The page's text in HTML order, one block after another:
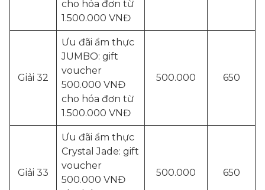
cho hóa đơn từ
1.500.000 VNĐ
Giải 32
Ưu đãi ẩm thực
JUMBO: gift
voucher
500.000 VNĐ
cho hóa đơn từ
1.500.000 VNĐ
500.000 650
Giải 33
Ưu đãi ẩm thực
Crystal Jade: gift
voucher
500.000 VNĐ
500.000 650